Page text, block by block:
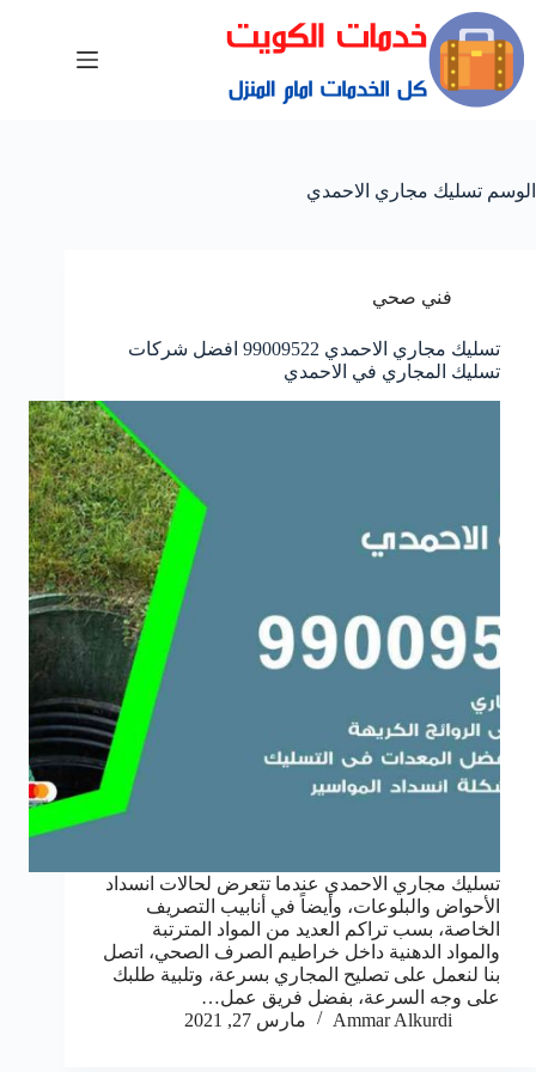
الوسم تسليك مجاري الاحمدي
فني صحي
تسليك مجاري الاحمدي 99009522 افضل شركات
تسليك المجاري في الاحمدي
تسليك مجاري الاحمدي عندما تتعرض لحالات انسداد
الأحواض والبلوعات، وأيضاً في أنابيب التصريف
الخاصة، بسب تراكم العديد من المواد المترتبة
والمواد الدهنية داخل خراطيم الصرف الصحي، اتصل
بنا لنعمل على تصليح المجاري بسرعة، وتلبية طلبك
على وجه السرعة، بفضل فريق عمل…
Ammar Alkurdi
مارس 27, 2021